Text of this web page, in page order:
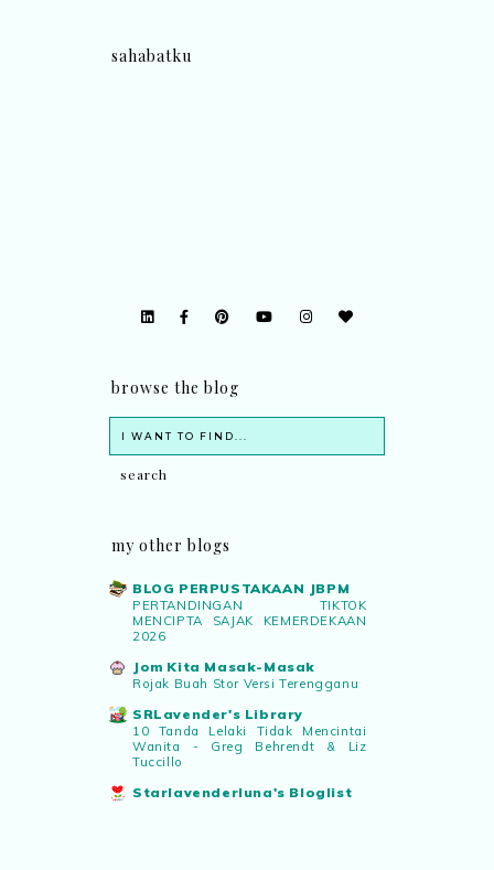
sahabatku
browse the blog
my other blogs
BLOG PERPUSTAKAAN JBPM
PERTANDINGAN TIKTOK
MENCIPTA SAJAK KEMERDEKAAN
2026
Jom Kita Masak-Masak
Rojak Buah Stor Versi Terengganu
SRLavender's Library
10 Tanda Lelaki Tidak Mencintai
Wanita - Greg Behrendt & Liz
Tuccillo
Starlavenderluna's Bloglist